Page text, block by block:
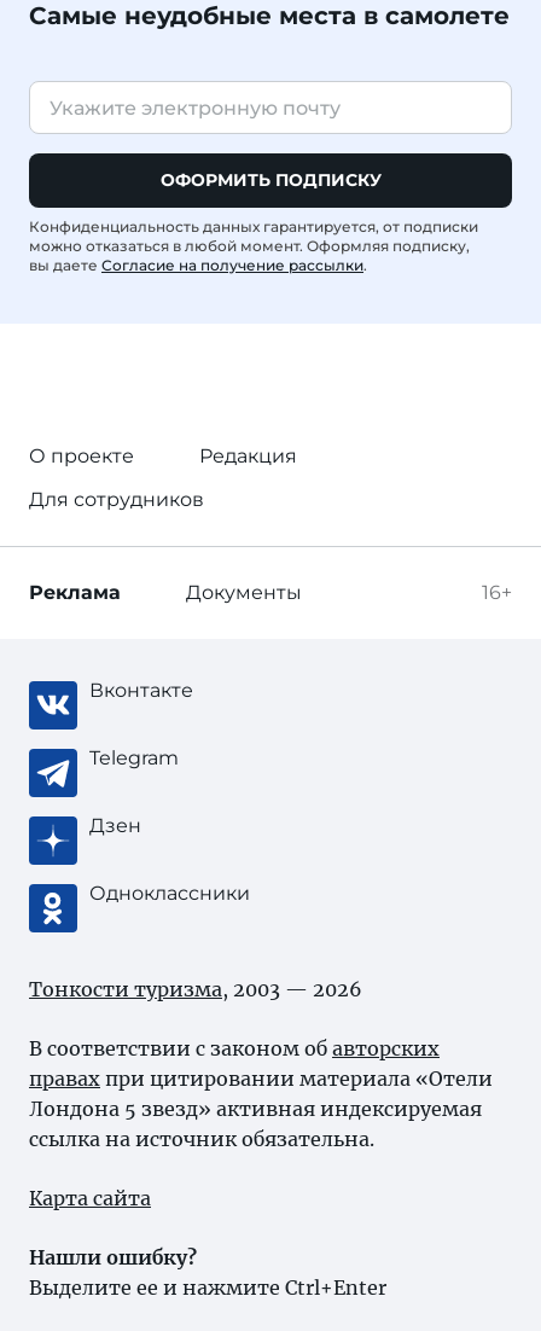
Самые неудобные места в самолете
ОФОРМИТЬ ПОДПИСКУ
Конфиденциальность данных гарантируется, от подписки
можно отказаться в любой момент. Оформляя подписку,
вы даете Согласие на получение рассылки.
О проекте
Редакция
Для сотрудников
16+
Реклама Документы
Вконтакте
Telegram
Дзен
Одноклассники
Тонкости туризма, 2003 — 2026
В соответствии с законом об авторских
правах при цитировании материала «Отели
Лондона 5 звезд» активная индексируемая
ссылка на источник обязательна.
Карта сайта
Нашли ошибку?
Выделите ее и нажмите Ctrl+Enter